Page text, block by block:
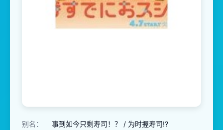
别名： 事到如今只剩寿司！？ / 为时握寿司!?